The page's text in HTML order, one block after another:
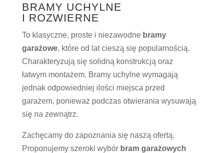
BRAMY UCHYLNE
I ROZWIERNE
To klasyczne, proste i niezawodne bramy
garażowe, które od lat cieszą się popularnością.
Charakteryzują się solidną konstrukcją oraz
łatwym montażem. Bramy uchylne wymagają
jednak odpowiedniej ilości miejsca przed
garażem, ponieważ podczas otwierania wysuwają
się na zewnątrz.
Zachęcamy do zapoznania się naszą ofertą.
Proponujemy szeroki wybór bram garażowych